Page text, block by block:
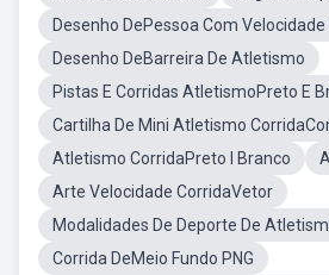
Desenho DePessoa Com
Desenho DeBarreira De Atletismo
Pistas E Corridas AtletismoPreto E
Cartilha De Mini Atletismo
Atletismo CorridaPreto I Branco
Arte Velocidade CorridaVetor
Modalidades De Deporte De
Corrida DeMeio Fundo PNG